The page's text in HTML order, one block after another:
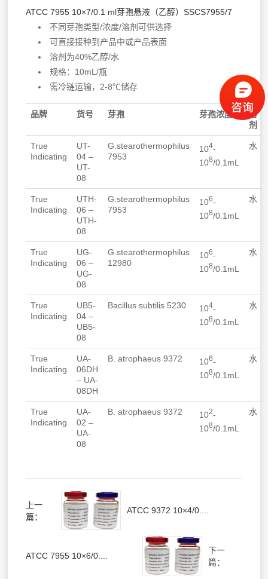
ATCC 7955 10×7/0.1 ml芽孢悬液（乙醇）SSCS7955/7
不同芽孢类型/浓度/溶剂可供选择
可直接接种到产品中或产品表面
溶剂为40%乙醇/水
规格：10mL/瓶
需冷链运输，2-8℃储存
品牌 货号 芽孢 芽孢浓度
溶
剂
True
Indicating
UT-
04 –
UT-
08
G.stearothermophilus
7953
104-
108/0.1mL
水
True
Indicating
UTH-
06 –
UTH-
08
G.stearothermophilus
7953
106-
108/0.1mL
水
True
Indicating
UG-
06 –
UG-
08
G.stearothermophilus
12980
106-
108/0.1mL
水
True
Indicating
UB5-
04 –
UB5-
08
Bacillus subtilis 5230 104-
108/0.1mL
水
True
Indicating
UA-
06DH
– UA-
08DH
B. atrophaeus9372 106-
108/0.1mL
水
True
Indicating
UA-
02 –
UA-
08
B. atrophaeus9372 102-
108/0.1mL
水
上一
篇：
ATCC 9372 10×4/0....
ATCC 7955 10×6/0....
下一
篇：